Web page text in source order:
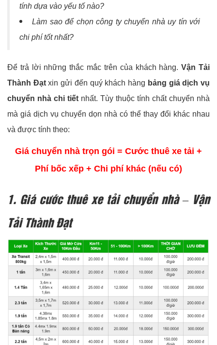
tính dựa vào yếu tố nào?
Làm sao để chọn công ty chuyển nhà uy tín với
chi phí tốt nhất?
Để trả lời những thắc mắc trên của khách hàng.Vận Tải
Thành Đạtxin gửi đến quý khách hàng bảng giá dịch vụ
chuyển nhà chi tiết nhất. Tùy thuộc tính chất chuyển nhà
mà giá dịch vụ chuyển dọn nhà có thể thay đổi khác nhau
và được tính theo:
Giá chuyển nhà trọn gói = Cước thuê xe tải +
Phí bốc xếp + Chi phí khác (nếu có)
1. Giá cước thuê xe tải chuyển nhà – Vận
Tải Thành Đạt